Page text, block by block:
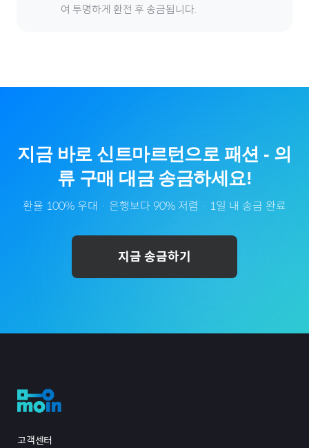
여 투명하게 환전 후 송금됩니다.
지금 바로 신트마르턴으로 패션 - 의
류구매 대금 송금하세요!
환율 100% 우대 · 은행보다 90% 저렴 · 1일 내 송금 완료
지금 송금하기
고객센터